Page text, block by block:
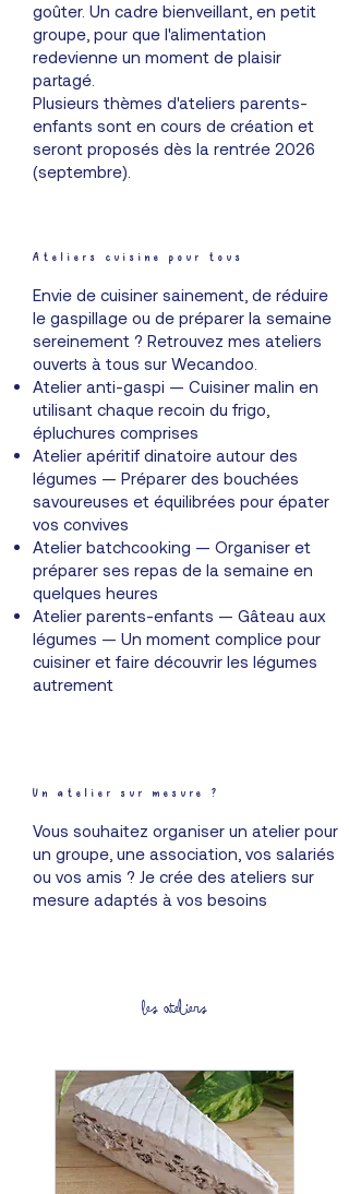
goûter. Un cadre bienveillant, en petit
groupe, pour que l'alimentation
redevienne un moment de plaisir
partagé.
Plusieurs thèmes d'ateliers parents-
enfants sont en cours de création et
seront proposés dès la rentrée 2026
(septembre).
Ateliers cuisine pour tous
Envie de cuisiner sainement, de réduire
le gaspillage ou de préparer la semaine
sereinement ? Retrouvez mes ateliers
ouverts à tous sur Wecandoo.
Atelier anti-gaspi — Cuisiner malin en
utilisant chaque recoin du frigo,
épluchures comprises
Atelier apéritif dinatoire autour des
légumes — Préparer des bouchées
savoureuses et équilibrées pour épater
vos convives
Atelier batchcooking — Organiser et
préparer ses repas de la semaine en
quelques heures
Atelier parents-enfants — Gâteau aux
légumes — Un moment complice pour
cuisiner et faire découvrir les légumes
autrement
Un atelier sur mesure ?
Vous souhaitez organiser un atelier pour
un groupe, une association, vos salariés
ou vos amis ? Je crée des ateliers sur
mesure adaptés à vos besoins
Les ateliers